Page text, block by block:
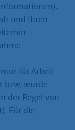
und Ihren
für Arbeit
bzw. wurde
der Regel von
Für die